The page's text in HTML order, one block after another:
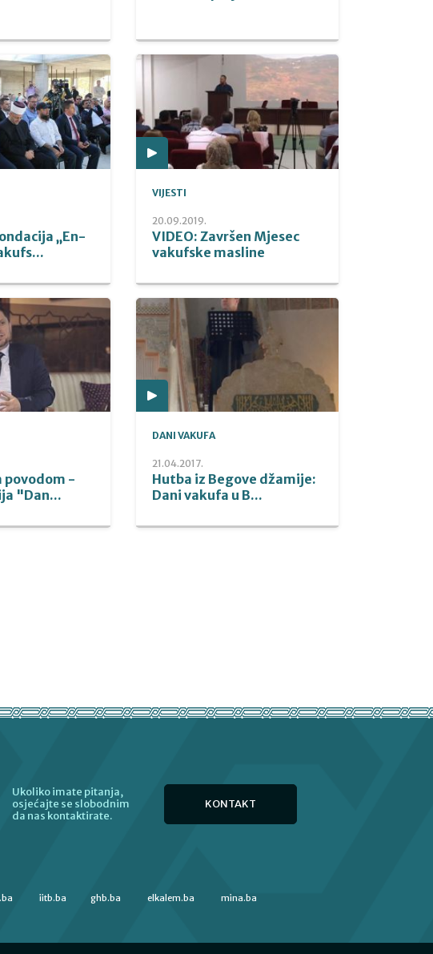
„En-
VIJESTI
20.09.2019.
VIDEO: Završen Mjesec
vakufske masline
povodom -
"Dan...
DANI VAKUFA
21.04.2017.
Hutba iz Begove džamije:
Dani vakufa u B...
Ukoliko imate pitanja,
osjećajte se slobodnim
da nas kontaktirate.
KONTAKT
iitb.ba ghb.ba elkalem.ba mina.ba